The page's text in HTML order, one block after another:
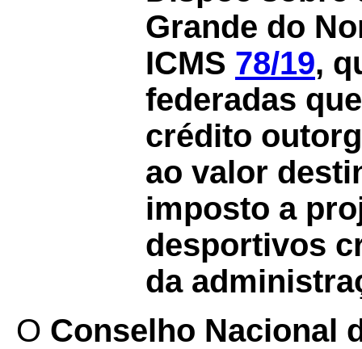
Grande do
ICMS 78/19,
federadas
crédito
ao valor
imposto a
desportivos
da
O Conselho Nacional